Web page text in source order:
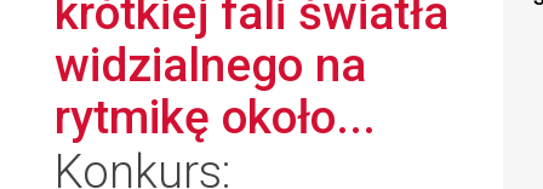
krótkiej fali światła
widzialnego na
rytmikę około...
Konkurs: